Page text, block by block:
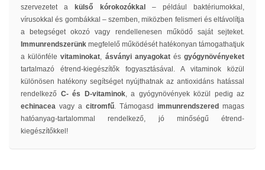
szervezetet a
külső kórokozókkal – például baktériumokkal,
vírusokkal és gombákkal – szemben, miközben felismeri és eltávolítja
a betegséget okozó vagy rendellenesen működő saját sejteket.
Immunrendszerünk megfelelő működését hatékonyan támogathatjuk
a különfélevitaminokat, ásványi anyagokat ésgyógynövényeket
tartalmazó étrend-kiegészítők fogyasztásával. A vitaminok közül
különösen hatékony segítséget nyújthatnak az antioxidáns hatással
rendelkező C- és D-vitaminok, a gyógynövények közül pedig az
echinacea vagy a citromfű. Támogasd immunrendszered magas
hatóanyag-tartalommal rendelkező, jó minőségű étrend-
kiegészítőkkel!